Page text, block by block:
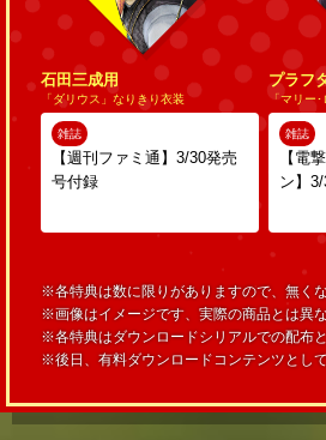
石田三成用
「ダリウス」なりきり衣装
雑誌
【週刊ファミ通】3/30発売
号付録
プラフ
「マリー･
雑誌
【電
ン】
※各特典は数に限りがありますので、無く
※画像はイメージです、実際の商品とは異
※各特典はダウンロードシリアルでの配布と
※後日、有料ダウンロードコンテンツとして